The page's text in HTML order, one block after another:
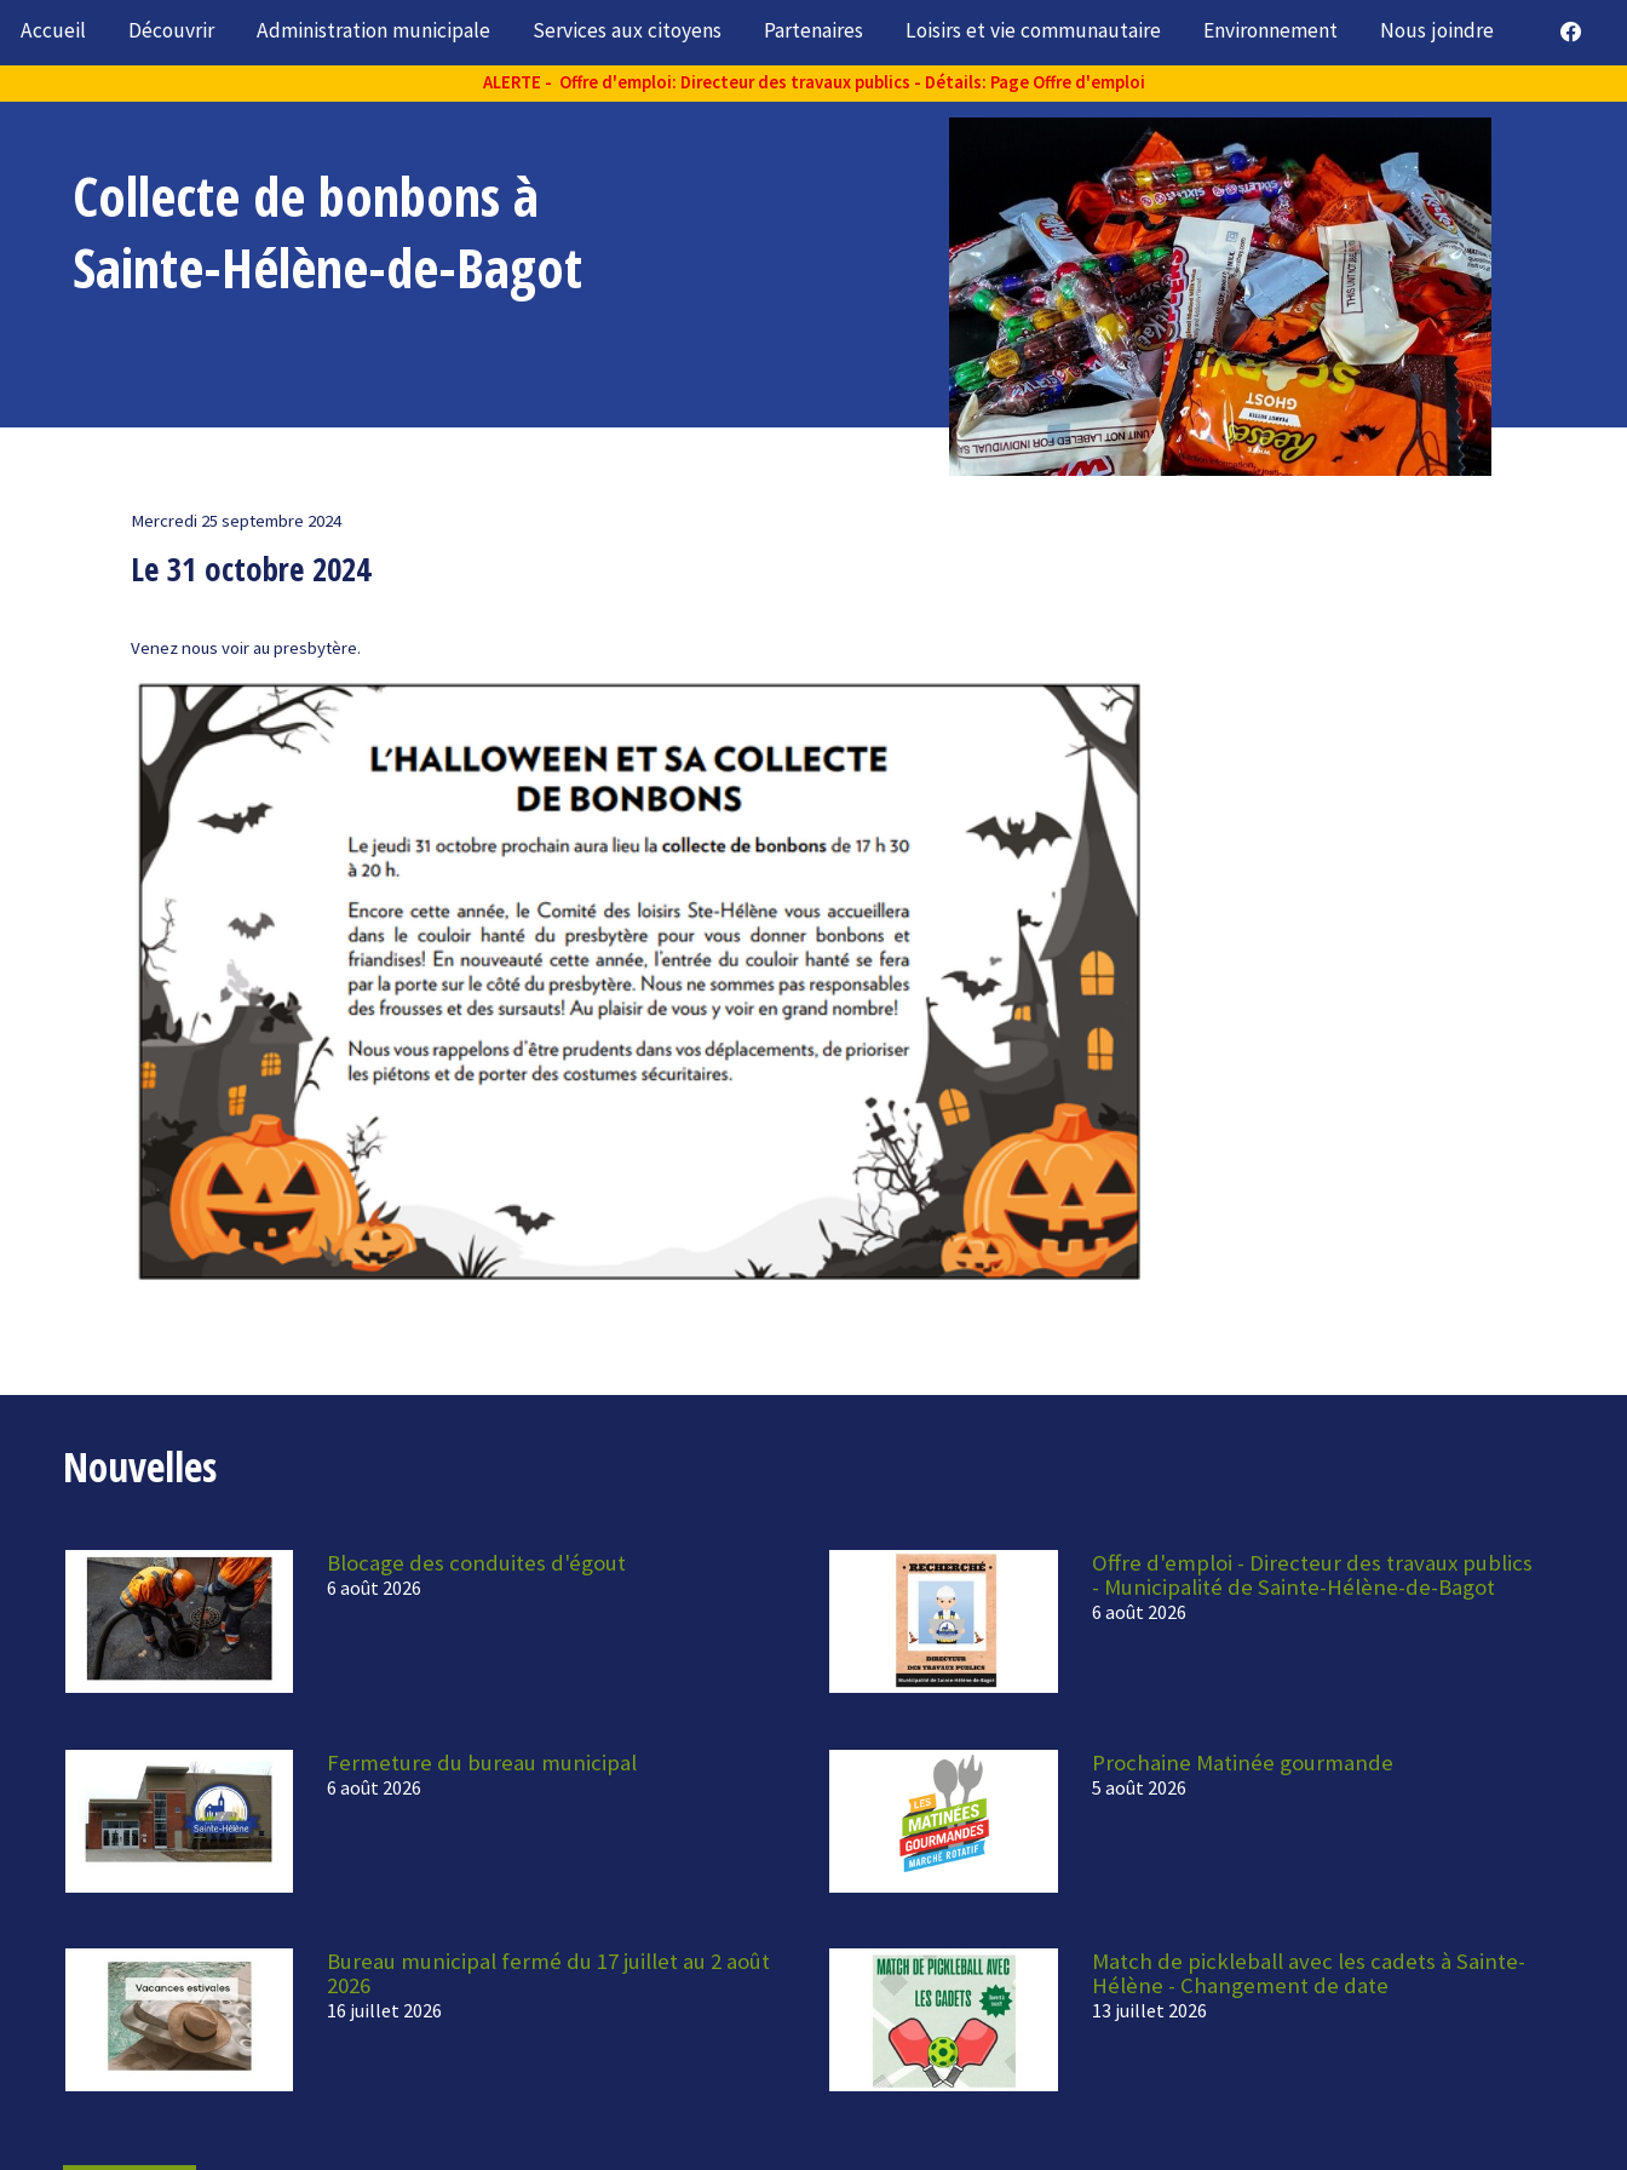
Accueil Découvrir Administration municipale Services aux citoyens Partenaires Loisirs et vie communautaire Environnement Nous joindre
ALERTE - Offre d'emploi: Directeur des travaux publics - Détails: Page Offre d'emploi
Collecte de bonbons à
Sainte-Hélène-de-Bagot
Mercredi 25 septembre 2024
Le 31 octobre 2024
Venez nous voir au presbytère.
Nouvelles
Blocage des conduites d'égout
6 août 2026
Offre d'emploi - Directeur des travaux publics
- Municipalité de Sainte-Hélène-de-Bagot
6 août 2026
Fermeture du bureau municipal
6 août 2026
Prochaine Matinée gourmande
5 août 2026
Bureau municipal fermé du 17 juillet au 2 août
2026
16 juillet 2026
Match de pickleball avec les cadets à Sainte-
Hélène - Changement de date
13 juillet 2026